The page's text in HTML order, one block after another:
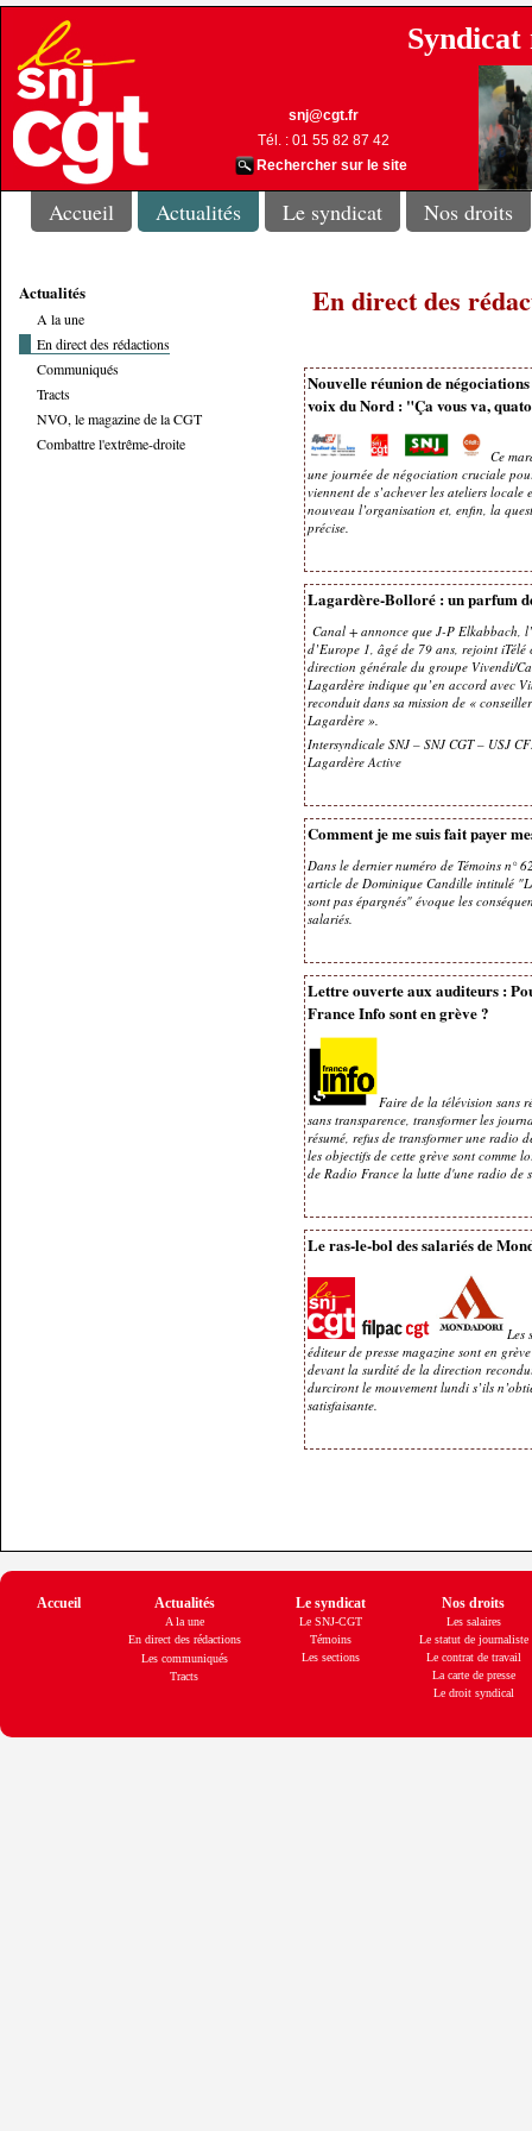
snj@cgt.fr
Tél. : 01 55 82 87 42
Rechercher sur le site
Accueil Actualités Le syndicat Nos droits
Actualités
A la une
En direct des rédactions
Communiqués
Tracts
NVO, le magazine de la CGT
Combattre l'extrême-droite
En direct des
Nouvelle réunion de
voix du Nord : "Ça vous va,
Ce
une journée de négociation cruciale
viennent de s’achever les ateliers
nouveau l’organisation et, enfin, la
précise.
Lagardère-Bolloré : un parfum
Canal + annonce que J-P Elkabbach,
d’Europe 1, âgé de 79 ans, rejoint
direction générale du groupe Vivendi/
Lagardère indique qu’en accord avec
reconduit dans sa mission de «
Lagardère ».
Intersyndicale SNJ – SNJ CGT – USJ
Lagardère Active
Comment je me suis fait payer
Dans le dernier numéro de Témoins n°
article de Dominique Candille intitulé
sont pas épargnés" évoque les
salariés.
Lettre ouverte aux auditeurs :
France Info sont en grève ?
Faire de la télévision sans
sans transparence, transformer les
résumé, refus de transformer une radio
les objectifs de cette grève sont comme
de Radio France la lutte d'une radio de
Le ras-le-bol des salariés de
Les
éditeur de presse magazine sont en
devant la surdité de la direction
durciront le mouvement lundi s’ils
satisfaisante.
Accueil Actualités Le syndicat Nos droits
A la une
En direct des rédactions
Les communiqués
Tracts
Le SNJ-CGT
Témoins
Les sections
Les salaires
Le statut de journaliste
Le contrat de travail
La carte de presse
Le droit syndical